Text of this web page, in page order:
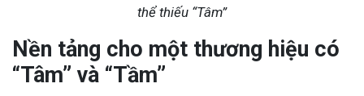
thể thiếu “Tâm”
Nền tảng cho một thương hiệu có
“Tâm” và “Tầm”